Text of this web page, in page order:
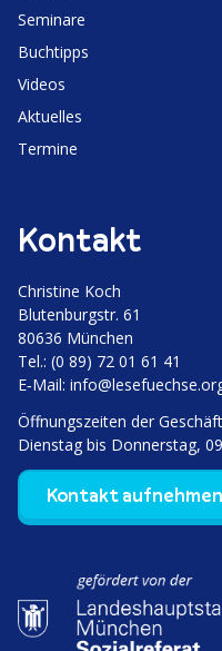
Seminare
Buchtipps
Videos
Aktuelles
Termine
Kontakt
Christine Koch
Bluten­burgstr. 61
80636 München
Tel.: (0 89) 72 01 61 41
E‑Mail:
Öffnungs­zeiten der
Dienstag bis Donnerstag,
Kontakt aufnehmen